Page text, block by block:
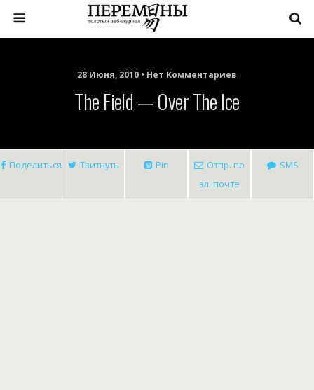
28 Июня, 2010 • Нет Комментариев
The Field — Over The Ice
Поделиться Твитнуть Pin
Отпр. по
эл. почте
SMS